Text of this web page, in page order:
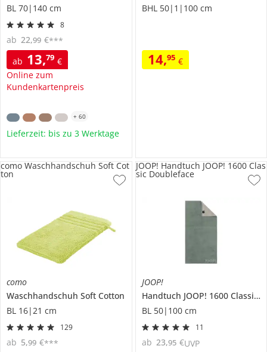
BL 70|140 cm
8
ab 13,79 €
Online zum
Kundenkartenpreis
ab 22,99 €***
+ 60
Lieferzeit: bis zu 3 Werktage
BHL 50|1|100 cm
14,95 €
como
Waschhandschuh Soft Cotton
BL 16|21 cm
129
ab 5,99 €***
como Waschhandschuh Soft Cot
ton
JOOP!
Handtuch JOOP! 1600 Classic Doubleface
BL 50|100 cm
11
ab 23,95 €UVP
JOOP! Handtuch JOOP! 1600 Clas
sic Doubleface